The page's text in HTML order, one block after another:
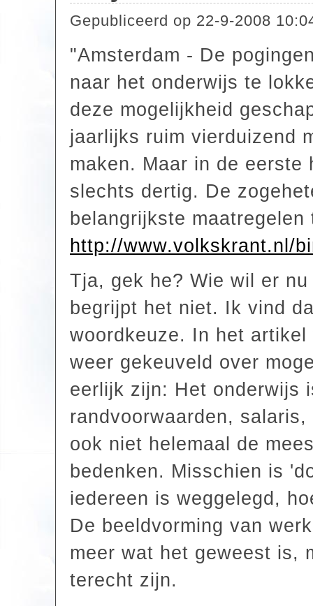
Gepubliceerd op 22-9-2008
"Amsterdam - De
naar het onderwijs te
deze mogelijkheid
jaarlijks ruim vierduizend
maken. Maar in de
slechts dertig. De
belangrijkste
http://www.volkskrant.nl/
Tja, gek he? Wie wil er
begrijpt het niet. Ik vind
woordkeuze. In het
weer gekeuveld over
eerlijk zijn: Het onderwijs
randvoorwaarden,
ook niet helemaal de
bedenken. Misschien is
iedereen is weggelegd,
De beeldvorming van
meer wat het geweest is,
terecht zijn.